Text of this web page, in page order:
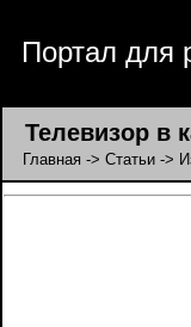
Портал для
Телевизор в
Главная -> Статьи ->